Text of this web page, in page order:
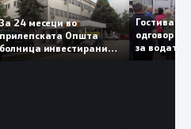
За 24 месеци во
прилепската Општа
болница инвестирани
за
да ја